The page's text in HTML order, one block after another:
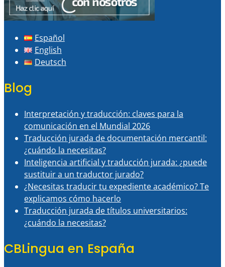
Español
English
Deutsch
Blog
Interpretación y traducción: claves para la
comunicación en el Mundial 2026
Traducción jurada de documentación mercantil:
¿cuándo la necesitas?
Inteligencia artificial y traducción jurada: ¿puede
sustituir a un traductor jurado?
¿Necesitas traducir tu expediente académico? Te
explicamos cómo hacerlo
Traducción jurada de títulos universitarios:
¿cuándo la necesitas?
CBLingua en España